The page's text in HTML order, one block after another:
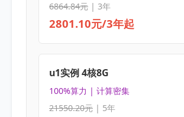
6864.84元| 3年
2801.10元/3年起
u1实例 4核8G
100%算力 | 计算密集
21550.20元| 5年